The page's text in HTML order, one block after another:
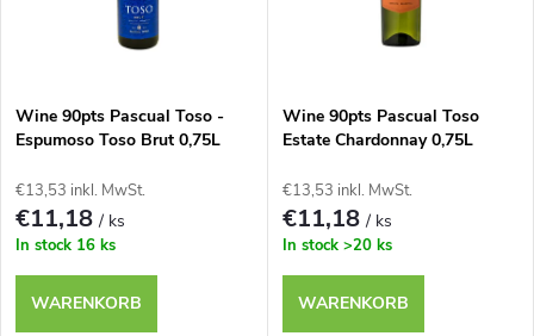
t
s
o
r
e
d
e
r
Wine 90pts Pascual Toso -
Espumoso Toso Brut 0,75L
€13,53 inkl. MwSt.
€11,18/ ks
In stock 16 ks
WARENKORB
Wine 90pts Pascual Toso
Estate Chardonnay 0,75L
€13,53 inkl. MwSt.
€11,18/ ks
In stock >20 ks
WARENKORB